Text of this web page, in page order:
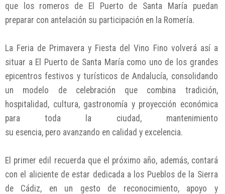
que los romeros de El Puerto de Santa María puedan
preparar con antelación su participación en la Romería.
La Feria de Primavera y Fiesta del Vino Fino volverá así a
situar a El Puerto de Santa María como uno de los grandes
epicentros festivos y turísticos de Andalucía, consolidando
un modelo de celebración que combina tradición,
hospitalidad, cultura, gastronomía y proyección económica
para toda la ciudad, mantenimiento
su esencia, pero avanzando en calidad y excelencia.
El primer edil recuerda que el próximo año, además, contará
con el aliciente de estar dedicada a los Pueblos de la Sierra
de Cádiz, en un gesto de reconocimiento, apoyo y